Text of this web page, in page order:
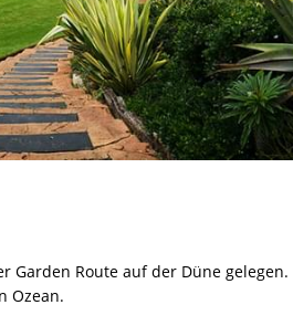
Garden Route auf der Düne gelegen.
Ozean.